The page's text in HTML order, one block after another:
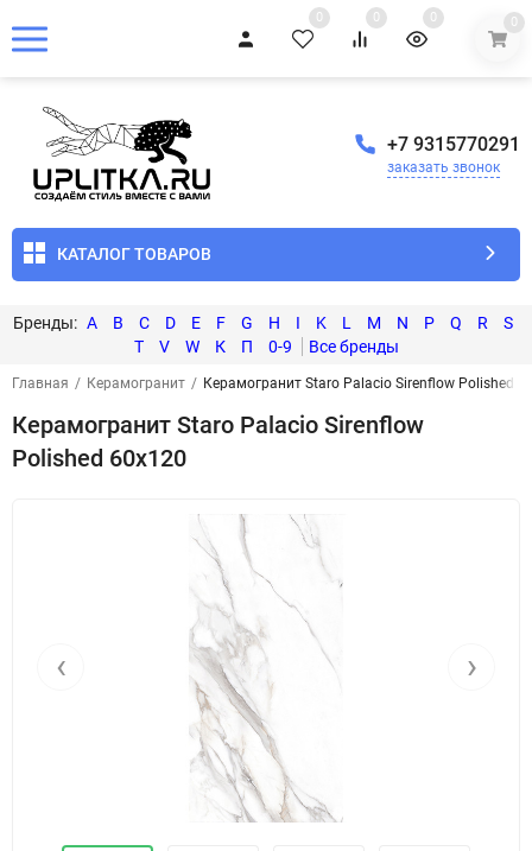
0 0 0 0
+7 9315770291
заказать звонок
КАТАЛОГ ТОВАРОВ
A B C D E F G H I K L M N P Q R
S
T
V W К П 0-9
Главная / Керамогранит / Керамогранит Staro Palacio Sirenflow Polished
Керамогранит Staro Palacio Sirenflow
Polished 60x120
‹ ›